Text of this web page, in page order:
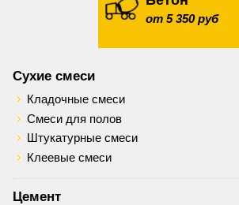
от 5 350 руб
Сухие смеси
Кладочные смеси
Смеси для полов
Штукатурные смеси
Клеевые смеси
Цемент